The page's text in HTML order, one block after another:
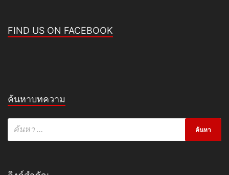
FIND US ON FACEBOOK
ค้นหาบทความ